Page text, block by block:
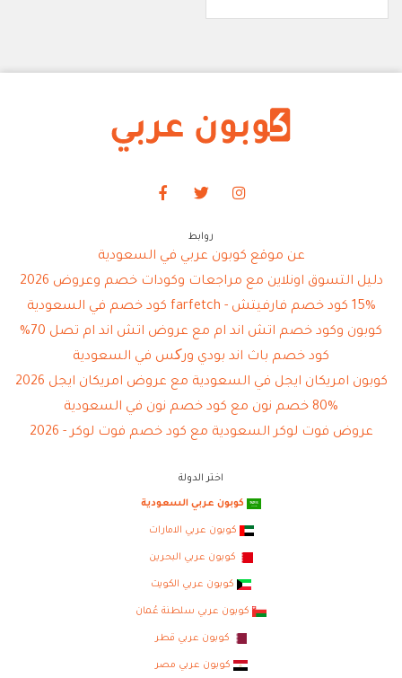
روابط
عن موقع كوبون عربي في السعودية
دليل التسوق اونلاين مع مراجعات وكودات خصم وعروض 2026
15% كود خصم فارفيتش - farfetch كود خصم في السعودية
كوبون وكود خصم اتش اند ام مع عروض اتش اند ام تصل 70%
كود خصم باث اند بودي ورکس في السعودية
كوبون امريكان ايجل في السعودية مع عروض امريكان ايجل 2026
80% خصم نون مع كود خصم نون في السعودية
عروض فوت لوكر السعودية مع كود خصم فوت لوكر - 2026
اختر الدولة
كوبون عربي السعودية
كوبون عربي الامارات
كوبون عربي البحرين
كوبون عربي الكويت
كوبون عربي سلطنة عُمان
كوبون عربي قطر
كوبون عربي مصر